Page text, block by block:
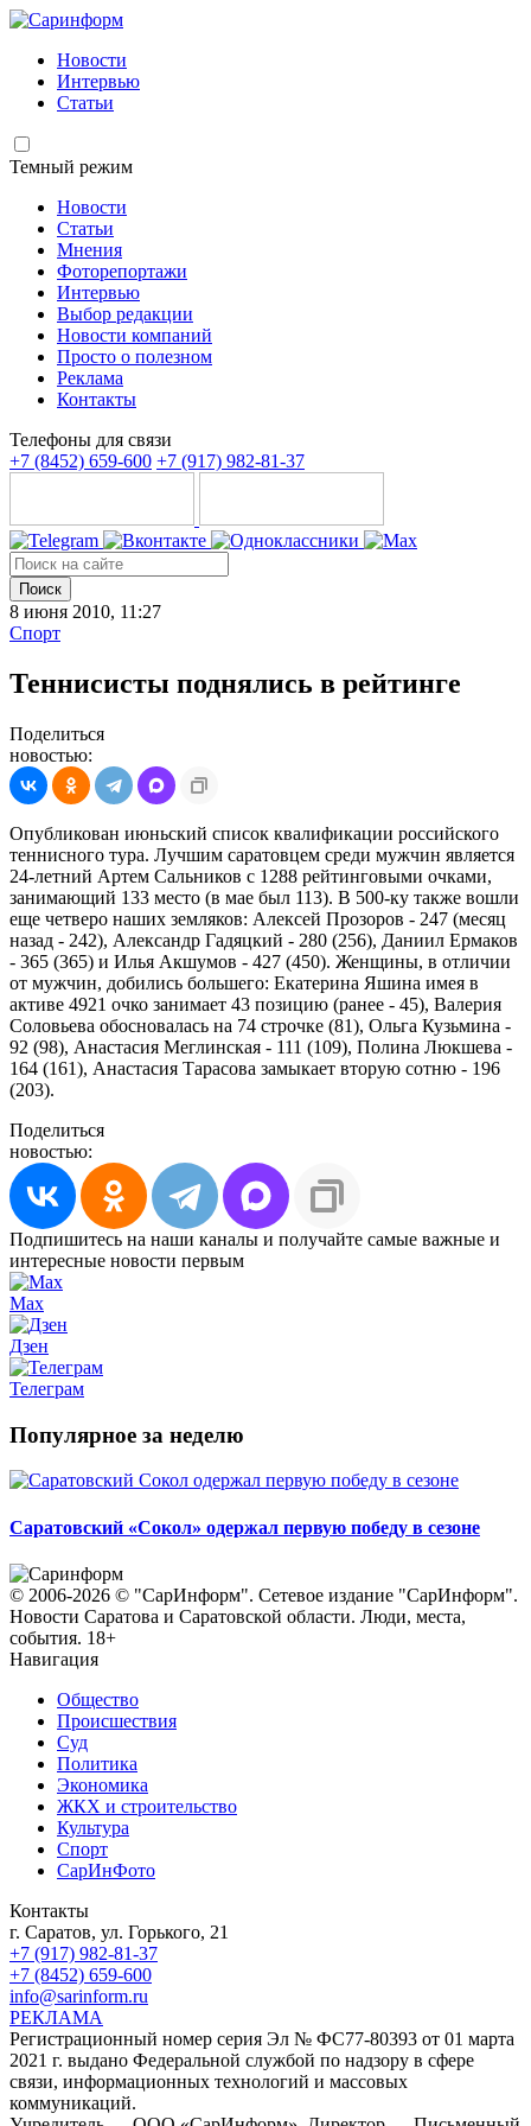
Новости
Интервью
Статьи
Темный режим
Новости
Статьи
Мнения
Фоторепортажи
Интервью
Выбор редакции
Новости компаний
Просто о полезном
Реклама
Контакты
Телефоны для связи
+7 (8452) 659-600 +7 (917) 982-81-37
Поиск
8 июня 2010, 11:27
Спорт
Теннисисты поднялись в рейтинге
Поделиться
новостью:
Опубликован июньский список квалификации российского
теннисного тура. Лучшим саратовцем среди мужчин является
24-летний Артем Сальников с 1288 рейтинговыми очками,
занимающий 133 место (в мае был 113). В 500-ку также вошли
еще четверо наших земляков: Алексей Прозоров - 247 (месяц
назад - 242), Александр Гадяцкий - 280 (256), Даниил Ермаков
- 365 (365) и Илья Акшумов - 427 (450). Женщины, в отличии
от мужчин, добились большего: Екатерина Яшина имея в
активе 4921 очко занимает 43 позицию (ранее - 45), Валерия
Соловьева обосновалась на 74 строчке (81), Ольга Кузьмина -
92 (98), Анастасия Меглинская - 111 (109), Полина Люкшева -
164 (161), Анастасия Тарасова замыкает вторую сотню - 196
(203).
Поделиться
новостью:
Подпишитесь на наши каналы и получайте самые важные и
интересные новости первым
Max
Дзен
Телеграм
Популярное за неделю
Саратовский «Сокол» одержал первую победу в сезоне
© 2006-2026 © "СарИнформ". Сетевое издание "СарИнформ".
Новости Саратова и Саратовской области. Люди, места,
события. 18+
Навигация
Общество
Происшествия
Суд
Политика
Экономика
ЖКХ и строительство
Культура
Спорт
СарИнФото
Контакты
г. Саратов, ул. Горького, 21
+7 (917) 982-81-37
+7 (8452) 659-600
info@sarinform.ru
РЕКЛАМА
Регистрационный номер серия Эл № ФС77-80393 от 01 марта
2021 г. выдано Федеральной службой по надзору в сфере
связи, информационных технологий и массовых
коммуникаций.